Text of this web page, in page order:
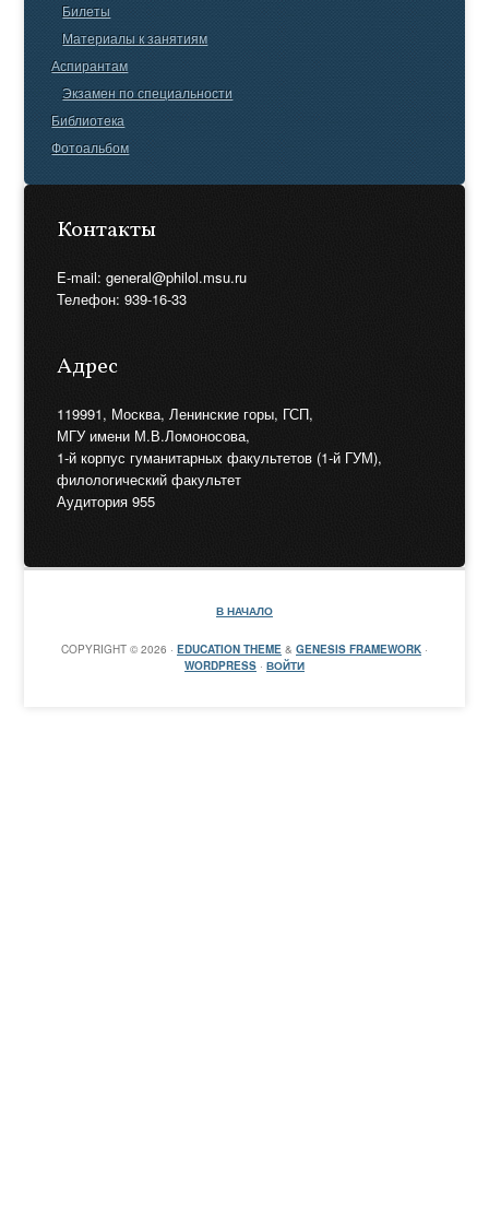
Билеты
Материалы к занятиям
Аспирантам
Экзамен по специальности
Библиотека
Фотоальбом
Контакты
E-mail: general@philol.msu.ru
Телефон: 939-16-33
Адрес
119991, Москва, Ленинские горы, ГСП,
МГУ имени М.В.Ломоносова,
1-й корпус гуманитарных факультетов (1-й ГУМ),
филологический факультет
Аудитория 955
В НАЧАЛО
COPYRIGHT © 2026 · EDUCATION THEME & GENESIS FRAMEWORK ·
WORDPRESS · ВОЙТИ